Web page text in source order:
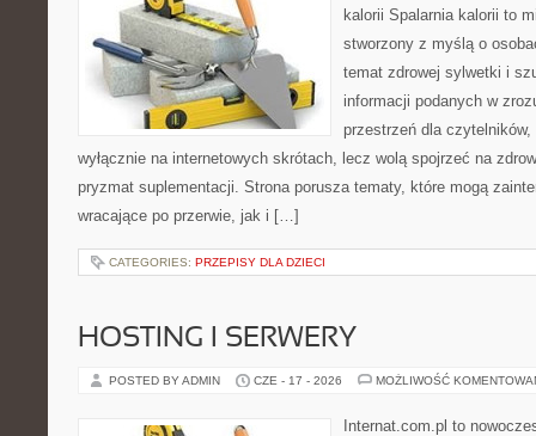
kalorii Spalarnia kalorii to
stworzony z myślą o
temat zdrowej sylwetki i
informacji podanych w
przestrzeń dla
wyłącznie na internetowych skrótach, lecz wolą spojrzeć na
pryzmat suplementacji. Strona porusza tematy, które mogą
wracające po przerwie, jak i […]
CATEGORIES: PRZEPISY DLA DZIECI
HOSTING I SERWERY
POSTED BY ADMIN CZE - 17 - 2026 MOŻLIWOŚĆ
Internat.com.pl to